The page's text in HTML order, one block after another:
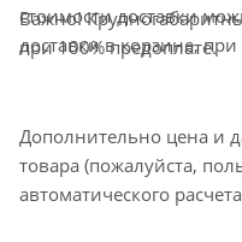
стоимости доставки
доставки в корзине,
Важно!
при 100% предоплате.
Дополнительно цена и
товара (пожалуйста,
автоматического